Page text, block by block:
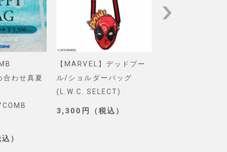
合わせ真夏
）
【MARVEL】デッドプー
ル/ショルダーバッグ
(L.W.C. SELECT)
3,300円（税込）